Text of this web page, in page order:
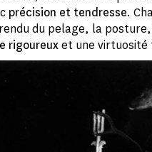
précision et tendresse.
du pelage, la posture,
rigoureuxet une virtuosité